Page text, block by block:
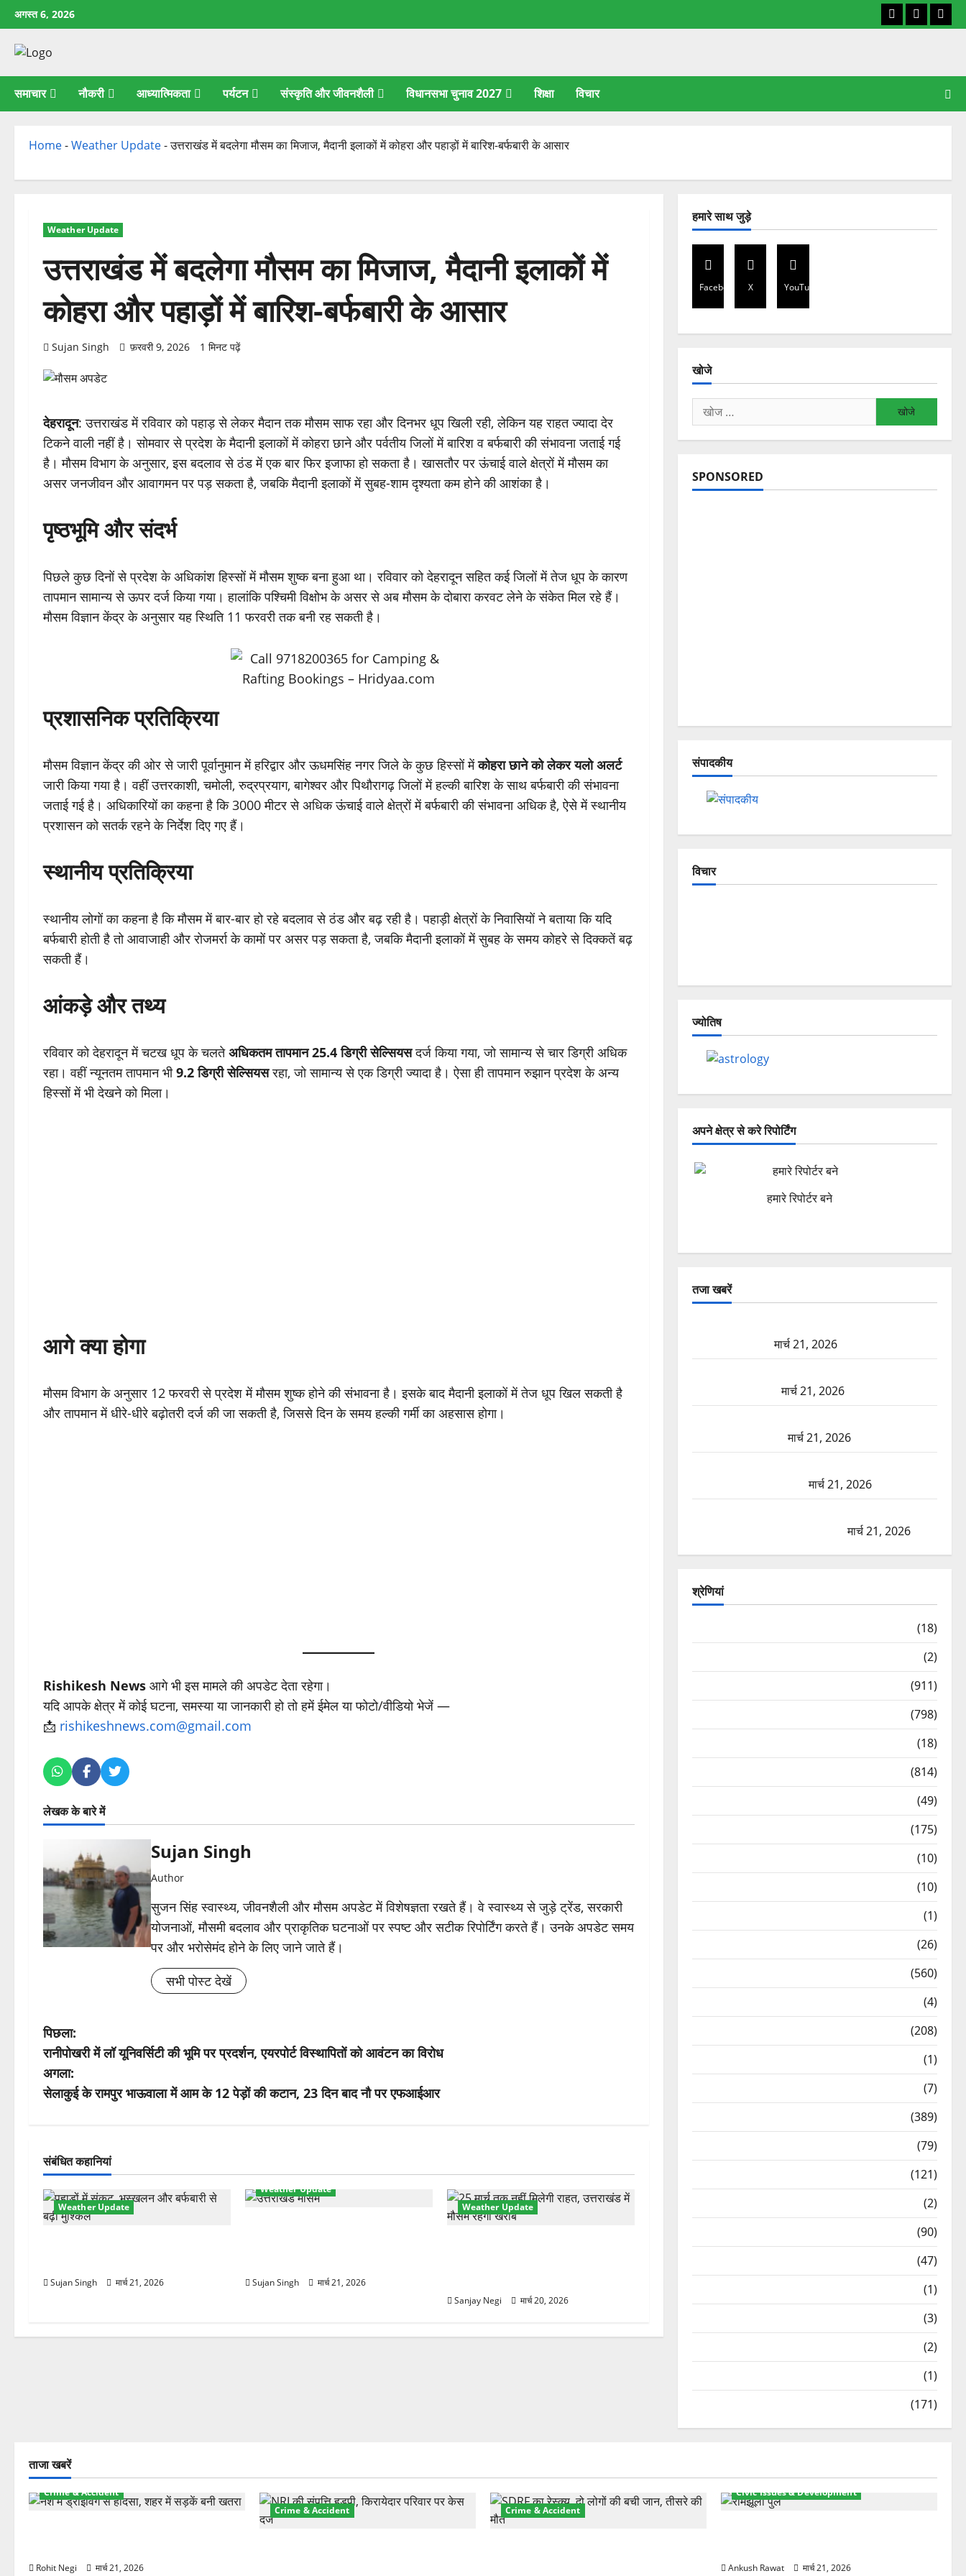
छोड़कर
सामग्री
अगस्त 6, 2026 Facebook
X
समाचार नौकरी आध्यात्मिकता पर्यटन संस्कृति और जीवनशैली विधानसभा चुनाव 2027 शिक्षा विचार
Home-Weather Update-उत्तराखंड में बदलेगा मौसम का मिजाज, मैदानी इलाकों में कोहरा और पहाड़ों में बारिश-बर्फबारी के आसार
Weather Update
उत्तराखंड में बदलेगा मौसम का मिजाज, मैदानी इलाकों में
कोहरा और पहाड़ों में बारिश-बर्फबारी के आसार
Sujan Singh फ़रवरी 9, 2026 1 मिनट पढ़ें
देहरादून: उत्तराखंड में रविवार को पहाड़ से लेकर मैदान तक मौसम साफ रहा और दिनभर धूप खिली रही, लेकिन यह राहत ज्यादा देर
टिकने वाली नहीं है। सोमवार से प्रदेश के मैदानी इलाकों में कोहरा छाने और पर्वतीय जिलों में बारिश व बर्फबारी की संभावना जताई गई
है। मौसम विभाग के अनुसार, इस बदलाव से ठंड में एक बार फिर इजाफा हो सकता है। खासतौर पर ऊंचाई वाले क्षेत्रों में मौसम का
असर जनजीवन और आवागमन पर पड़ सकता है, जबकि मैदानी इलाकों में सुबह-शाम दृश्यता कम होने की आशंका है।
पृष्ठभूमि और संदर्भ
पिछले कुछ दिनों से प्रदेश के अधिकांश हिस्सों में मौसम शुष्क बना हुआ था। रविवार को देहरादून सहित कई जिलों में तेज धूप के कारण
तापमान सामान्य से ऊपर दर्ज किया गया। हालांकि पश्चिमी विक्षोभ के असर से अब मौसम के दोबारा करवट लेने के संकेत मिल रहे हैं।
मौसम विज्ञान केंद्र के अनुसार यह स्थिति 11 फरवरी तक बनी रह सकती है।
प्रशासनिक प्रतिक्रिया
मौसम विज्ञान केंद्र की ओर से जारी पूर्वानुमान में हरिद्वार और ऊधमसिंह नगर जिले के कुछ हिस्सों मेंकोहरा छाने को लेकर यलो अलर्ट
जारी किया गया है। वहीं उत्तरकाशी, चमोली, रुद्रप्रयाग, बागेश्वर और पिथौरागढ़ जिलों में हल्की बारिश के साथ बर्फबारी की संभावना
जताई गई है। अधिकारियों का कहना है कि 3000 मीटर से अधिक ऊंचाई वाले क्षेत्रों में बर्फबारी की संभावना अधिक है, ऐसे में स्थानीय
प्रशासन को सतर्क रहने के निर्देश दिए गए हैं।
स्थानीय प्रतिक्रिया
स्थानीय लोगों का कहना है कि मौसम में बार-बार हो रहे बदलाव से ठंड और बढ़ रही है। पहाड़ी क्षेत्रों के निवासियों ने बताया कि यदि
बर्फबारी होती है तो आवाजाही और रोजमर्रा के कामों पर असर पड़ सकता है, जबकि मैदानी इलाकों में सुबह के समय कोहरे से दिक्कतें बढ़
सकती हैं।
आंकड़े और तथ्य
रविवार को देहरादून में चटख धूप के चलतेअधिकतम तापमान 25.4 डिग्री सेल्सियसदर्ज किया गया, जो सामान्य से चार डिग्री अधिक
रहा। वहीं न्यूनतम तापमान भी9.2 डिग्री सेल्सियसरहा, जो सामान्य से एक डिग्री ज्यादा है। ऐसा ही तापमान रुझान प्रदेश के अन्य
हिस्सों में भी देखने को मिला।
आगे क्या होगा
मौसम विभाग के अनुसार 12 फरवरी से प्रदेश में मौसम शुष्क होने की संभावना है। इसके बाद मैदानी इलाकों में तेज धूप खिल सकती है
और तापमान में धीरे-धीरे बढ़ोतरी दर्ज की जा सकती है, जिससे दिन के समय हल्की गर्मी का अहसास होगा।
Rishikesh News आगे भी इस मामले की अपडेट देता रहेगा।
यदि आपके क्षेत्र में कोई घटना, समस्या या जानकारी हो तो हमें ईमेल या फोटो/वीडियो भेजें —
📩 rishikeshnews.com@gmail.com
लेखक के बारे में
Sujan Singh
Author
सुजन सिंह स्वास्थ्य, जीवनशैली और मौसम अपडेट में विशेषज्ञता रखते हैं। वे स्वास्थ्य से जुड़े ट्रेंड, सरकारी
योजनाओं, मौसमी बदलाव और प्राकृतिक घटनाओं पर स्पष्ट और सटीक रिपोर्टिंग करते हैं। उनके अपडेट समय
पर और भरोसेमंद होने के लिए जाने जाते हैं।
सभी पोस्ट देखें
पो
स्ट
ने
गे
श
न
पिछला:
रानीपोखरी में लॉ यूनिवर्सिटी की भूमि पर प्रदर्शन, एयरपोर्ट विस्थापितों को आवंटन का विरोध
अगला:
सेलाकुई के रामपुर भाऊवाला में आम के 12 पेड़ों की कटान, 23 दिन बाद नौ पर एफआईआर
संबंधित कहानियां
Weather Update
Sujan Singh मार्च 21, 2026
Weather Update
Sujan Singh मार्च 21, 2026
Weather Update
Sanjay Negi मार्च 20, 2026
हमारे साथ जुड़े
Facebook X YouTube
खोजे
निम्न
को
खोजें:
SPONSORED
संपादकीय
विचार
ज्योतिष
अपने क्षेत्र से करे रिपोर्टिंग
हमारे रिपोर्टर बने
तजा खबरें
मार्च 21, 2026
मार्च 21, 2026
मार्च 21, 2026
मार्च 21, 2026
मार्च 21, 2026
श्रेणियां
(18)
(2)
(911)
(798)
(18)
(814)
(49)
(175)
(10)
(10)
(1)
(26)
(560)
(4)
(208)
(1)
(7)
(389)
(79)
(121)
(2)
(90)
(47)
(1)
(3)
(2)
(1)
(171)
ताजा खबरें
Crime & Accident
Rohit Negi मार्च 21, 2026
Crime & Accident Crime & Accident
Civic Issues & Development
Ankush Rawat मार्च 21, 2026